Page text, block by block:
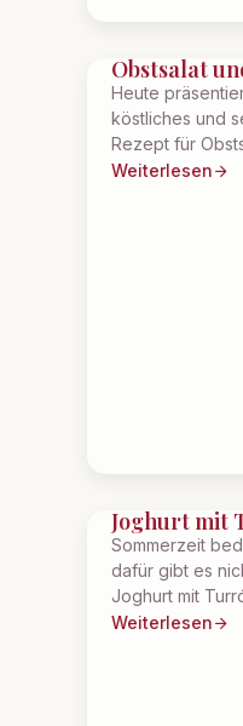
Obstsalat
Heute
köstliches und
Rezept für
Weiterlesen
Joghurt mit
Sommerzeit
dafür gibt es
Joghurt mit
Weiterlesen